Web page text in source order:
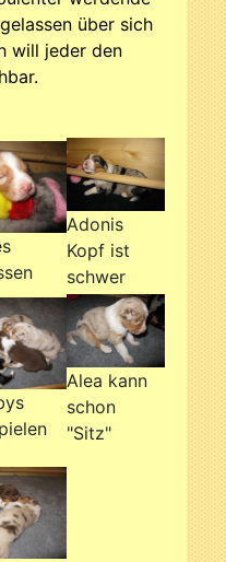
über sich
will jeder den
Adonis
Kopf ist
schwer
Alea kann
schon
"Sitz"